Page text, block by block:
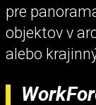
pre
objektov v
alebo